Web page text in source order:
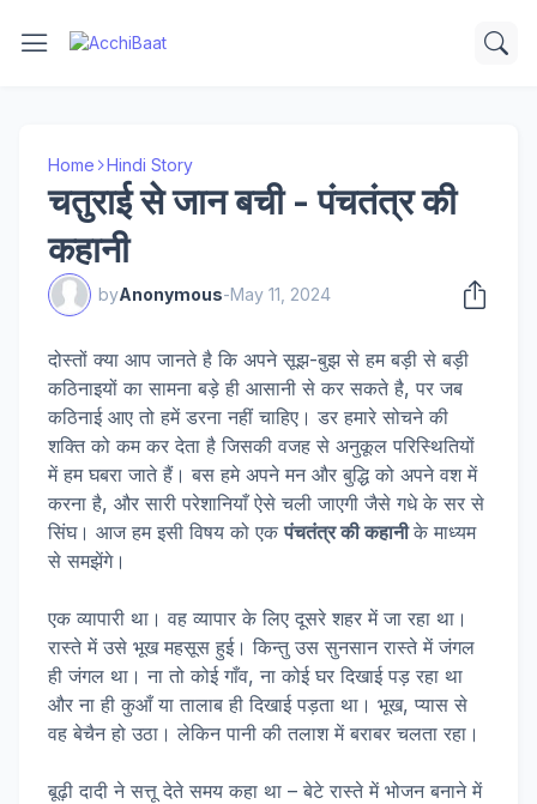
Home Hindi Story
चतुराई से जान बची - पंचतंत्र की
कहानी
byAnonymous-May 11, 2024
दोस्तों क्या आप जानते है कि अपने सूझ-बुझ से हम बड़ी से बड़ी
कठिनाइयों का सामना बड़े ही आसानी से कर सकते है, पर जब
कठिनाई आए तो हमें डरना नहीं चाहिए। डर हमारे सोचने की
शक्ति को कम कर देता है जिसकी वजह से अनुकूल परिस्थितियों
में हम घबरा जाते हैं। बस हमे अपने मन और बुद्धि को अपने वश में
करना है, और सारी परेशानियाँ ऐसे चली जाएगी जैसे गधे के सर से
सिंघ। आज हम इसी विषय को एकपंचतंत्र की कहानीके माध्यम
से समझेंगे।
एक व्यापारी था। वह व्यापार के लिए दूसरे शहर में जा रहा था।
रास्ते में उसे भूख महसूस हुई। किन्तु उस सुनसान रास्ते में जंगल
ही जंगल था। ना तो कोई गाँव, ना कोई घर दिखाई पड़ रहा था
और ना ही कुआँ या तालाब ही दिखाई पड़ता था। भूख, प्यास से
वह बेचैन हो उठा। लेकिन पानी की तलाश में बराबर चलता रहा।
बूढ़ी दादी ने सत्तू देते समय कहा था – बेटे रास्ते में भोजन बनाने में